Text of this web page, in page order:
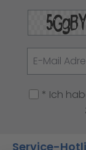
* Ich
Service-